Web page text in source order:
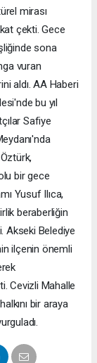
mirası
çekti. Gece
sona
vuran
aldı. AA Haberi
bu yıl
Safiye
bir gece
Yusuf Ilıca,
beraberliğin
Akseki Belediye
ilçenin önemli
Cevizli Mahalle
bir araya